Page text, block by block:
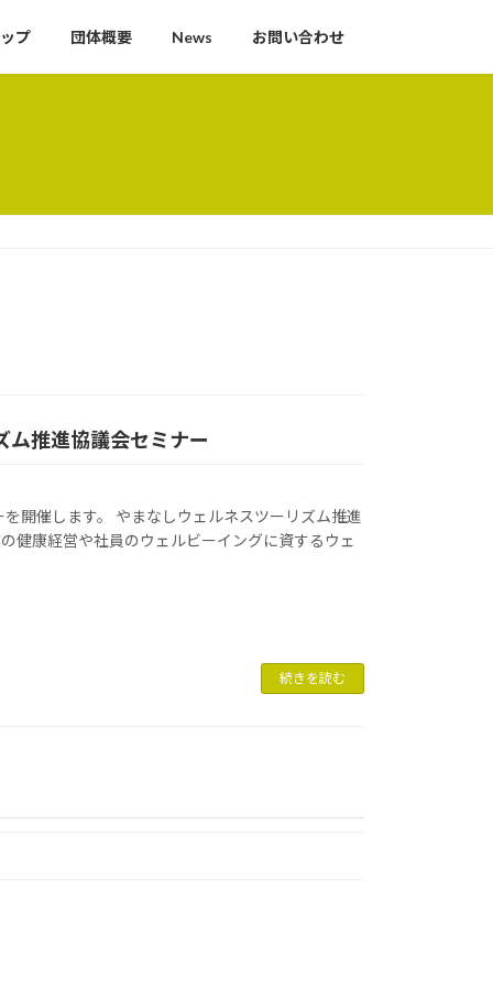
プ 団体概要 News お問い合わせ
ム推進協議会セミナー
開催します。 やまなしウェルネスツーリズム推進
健康経営や社員のウェルビーイングに資するウェ
続きを読む